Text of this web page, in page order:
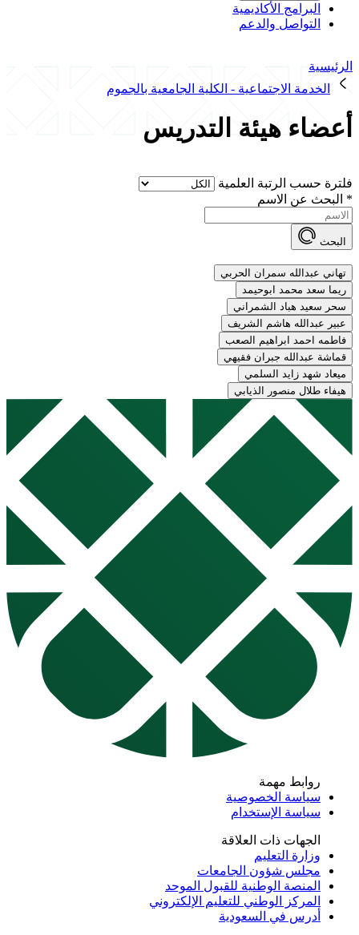
البرامج الأكاديمية
التواصل والدعم
الرئيسية
الخدمة الاجتماعية - الكلية الجامعية بالجموم
أعضاء هيئة التدريس
فلترة حسب الرتبة العلمية
* البحث عن الاسم
البحث
تهاني عبدالله سمران الحربي
ريما سعد محمد ابوحيمد
سحر سعيد هباد الشمراني
عبير عبدالله هاشم الشريف
فاطمه احمد ابراهيم الصعب
قماشة عبدالله جبران فقيهي
ميعاد شهد زايد السلمي
هيفاء طلال منصور الذيابي
روابط مهمة
سياسة الخصوصية
سياسة الإستخدام
الجهات ذات العلاقة
وزارة التعليم
مجلس شؤون الجامعات
المنصة الوطنية للقبول الموحد
المركز الوطني للتعليم الإلكتروني
أدرس في السعودية